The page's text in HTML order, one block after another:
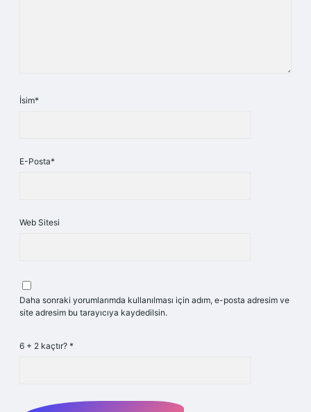
İsim*
E-Posta*
Web Sitesi
Daha sonraki yorumlarımda kullanılması için adım, e-posta adresim ve
site adresim bu tarayıcıya kaydedilsin.
6 + 2 kaçtır? *